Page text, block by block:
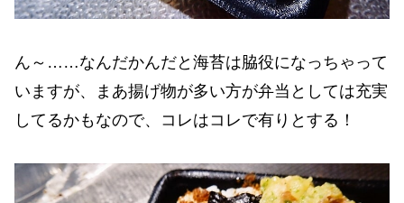
ん～……なんだかんだと海苔は脇役になっちゃって
いますが、まあ揚げ物が多い方が弁当としては充実
してるかもなので、コレはコレで有りとする！